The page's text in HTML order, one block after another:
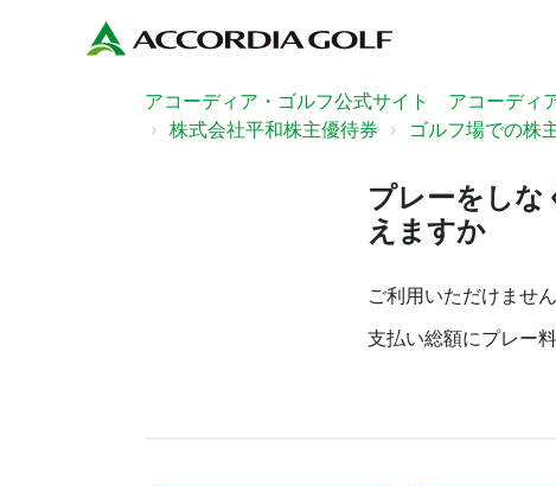
アコーディア・ゴルフ公式サイト アコーディ
株式会社平和株主優待券
ゴルフ場での株
プレーをしな
えますか
ご利用いただけません
支払い総額にプレー